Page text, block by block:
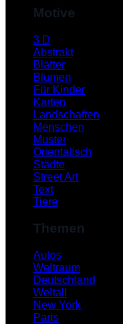
Motive
3 D
Abstrakt
Blätter
Blumen
Für Kinder
Karten
Landschaften
Menschen
Muster
Orientalisch
Städte
Street Art
Text
Tiere
Themen
Autos
Weltraum
Deutschland
Weltall
New York
Paris